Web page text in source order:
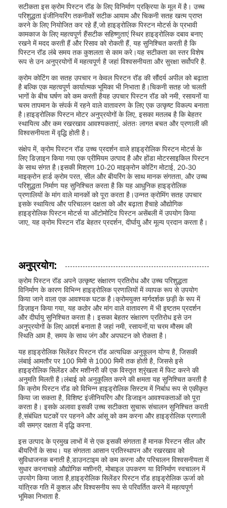
सटीकता इस क्रोम पिस्टन रॉड के लिए विनिर्माण प्रक्रिया के मूल में है। उच्च
परिशुद्धता इंजीनियरिंग तकनीकों सटीक आयाम और चिकनी सतह खत्म प्राप्त
करने के लिए नियोजित कर रहे हैं,जो हाइड्रोलिक पिस्टन मोटर्स के प्रभावी
कामकाज के लिए महत्वपूर्ण हैंसटीक सहिष्णुताएं स्थिर हाइड्रोलिक दबाव बनाए
रखने में मदद करती हैं और रिसाव को रोकती हैं, यह सुनिश्चित करती है कि
पिस्टन रॉड लंबे समय तक कुशलता से काम करे।यह सटीकता का स्तर विशेष
रूप से उन अनुप्रयोगों में महत्वपूर्ण है जहां विश्वसनीयता और सुरक्षा सर्वोपरि है.
क्रोम कोटिंग का सतह उपचार न केवल पिस्टन रॉड की सौंदर्य अपील को बढ़ाता
है बल्कि एक महत्वपूर्ण कार्यात्मक भूमिका भी निभाता है।चिकनी सतह जो चलती
भागों के बीच घर्षण को कम करती हैयह उपचार पिस्टन रॉड को नमी, रसायनों या
चरम तापमान के संपर्क में रहने वाले वातावरण के लिए एक उत्कृष्ट विकल्प बनाता
है।हाइड्रोलिक पिस्टन मोटर अनुप्रयोगों के लिए, इसका मतलब है कि बेहतर
स्थायित्व और कम रखरखाव आवश्यकताएं, अंततः लागत बचत और प्रणाली की
विश्वसनीयता में वृद्धि होती है।
संक्षेप में, क्रोम पिस्टन रॉड उच्च प्रदर्शन वाले हाइड्रोलिक पिस्टन मोटर्स के
लिए डिज़ाइन किया गया एक प्रीमियम उत्पाद है और होंडा मोटरसाइकिल पिस्टन
के साथ संगत है।इसकी मिश्रण 10-20 माइक्रोन कोटिंग मोटाई, 20-30
माइक्रोन हार्ड क्रोम परत, सील और बीयरिंग के साथ मानक संगतता, और उच्च
परिशुद्धता निर्माण यह सुनिश्चित करता है कि यह आधुनिक हाइड्रोलिक
प्रणालियों के मांग वाले मानकों को पूरा करता है।उन्नत क्रोमिंग सतह उपचार
इसके स्थायित्व और परिचालन दक्षता को और बढ़ाता हैचाहे औद्योगिक
हाइड्रोलिक पिस्टन मोटर्स या ऑटोमोटिव पिस्टन असेंबली में उपयोग किया
जाए, यह क्रोम पिस्टन रॉड बेहतर प्रदर्शन, दीर्घायु और मूल्य प्रदान करता है।
अनुप्रयोग:
क्रोम पिस्टन रॉड अपने उत्कृष्ट संक्षारण प्रतिरोध और उच्च परिशुद्धता
विनिर्माण के कारण विभिन्न हाइड्रोलिक प्रणालियों में व्यापक रूप से उपयोग
किया जाने वाला एक आवश्यक घटक है।क्रोमयुक्त मार्गदर्शक छड़ी के रूप में
डिज़ाइन किया गया, यह कठोर और मांग वाले वातावरण में भी इष्टतम प्रदर्शन
और दीर्घायु सुनिश्चित करता है। इसका बेहतर संक्षारण प्रतिरोध इसे उन
अनुप्रयोगों के लिए आदर्श बनाता है जहां नमी, रसायनों,या चरम मौसम की
स्थिति आम है, समय के साथ जंग और अपघटन को रोकता है।
यह हाइड्रोलिक सिलेंडर पिस्टन रॉड अत्यधिक अनुकूलन योग्य है, जिसकी
लंबाई आमतौर पर 100 मिमी से 1000 मिमी तक होती है, जिससे इसे
हाइड्रोलिक सिलेंडर और मशीनरी की एक विस्तृत श्रृंखला में फिट करने की
अनुमति मिलती है।लंबाई को अनुकूलित करने की क्षमता यह सुनिश्चित करती है
कि क्रोम पिस्टन रॉड को विभिन्न हाइड्रोलिक सिस्टम में निर्बाध रूप से एकीकृत
किया जा सकता है, विशिष्ट इंजीनियरिंग और डिजाइन आवश्यकताओं को पूरा
करता है। इसके अलावा इसकी उच्च सटीकता सुचारू संचालन सुनिश्चित करती
है,संबंधित घटकों पर पहनने और आंसू को कम करना और हाइड्रोलिक प्रणाली
की समग्र दक्षता में वृद्धि करना.
इस उत्पाद के प्रमुख लाभों में से एक इसकी संगतता है मानक पिस्टन सील और
बीयरिंगों के साथ। यह संगतता आसान प्रतिस्थापन और रखरखाव को
सुविधाजनक बनाती है,डाउनटाइम को कम करना और परिचालन विश्वसनीयता में
सुधार करनाचाहे औद्योगिक मशीनरी, मोबाइल उपकरण या विनिर्माण स्वचालन में
उपयोग किया जाता है,हाइड्रोलिक सिलेंडर पिस्टन रॉड हाइड्रोलिक ऊर्जा को
यांत्रिक गति में कुशल और विश्वसनीय रूप से परिवर्तित करने में महत्वपूर्ण
भूमिका निभाता है.